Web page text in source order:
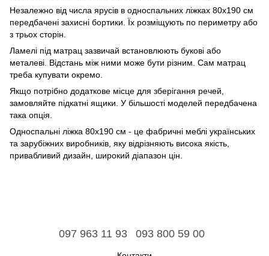
Незалежно від числа ярусів в односпальних ліжках 80х190 см
передбачені захисні бортики. Їх розміщують по периметру або
з трьох сторін.
Ламелі під матрац зазвичай встановлюють букові або
металеві. Відстань між ними може бути різним. Сам матрац
треба купувати окремо.
Якщо потрібно додаткове місце для зберігання речей,
замовляйте підкатні ящики. У більшості моделей передбачена
така опція.
Односпальні ліжка 80x190 см - це фабричні меблі українських
та зарубіжних виробників, яку відрізняють висока якість,
привабливий дизайн, широкий діапазон цін.
097 963 11 93 093 800 59 00